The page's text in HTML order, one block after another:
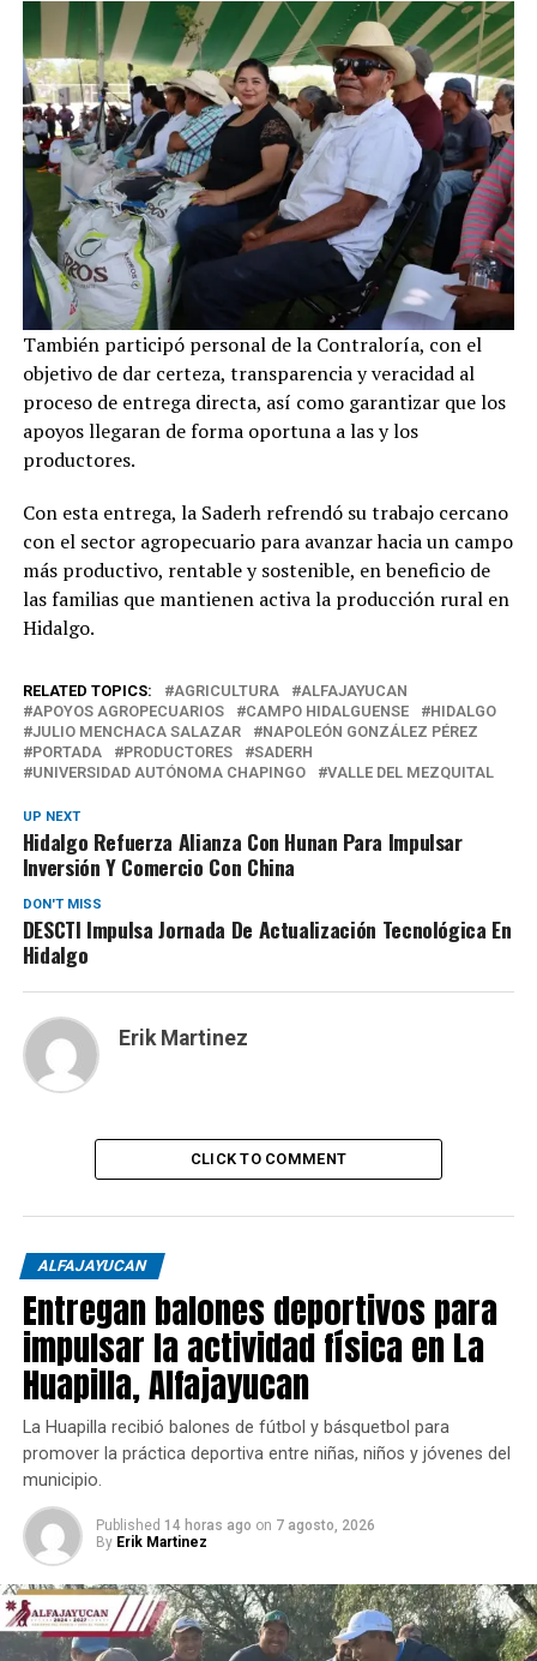
También participó personal de la Contraloría, con el
objetivo de dar certeza, transparencia y veracidad al
proceso de entrega directa, así como garantizar que los
apoyos llegaran de forma oportuna a las y los
productores.
Con esta entrega, la Saderh refrendó su trabajo cercano
con el sector agropecuario para avanzar hacia un campo
más productivo, rentable y sostenible, en beneficio de
las familias que mantienen activa la producción rural en
Hidalgo.
RELATED TOPICS: AGRICULTURA
ALFAJAYUCAN
APOYOS AGROPECUARIOS
CAMPO HIDALGUENSE
HIDALGO
JULIO MENCHACA SALAZAR
NAPOLEÓN GONZÁLEZ PÉREZ
PORTADA
PRODUCTORES
SADERH
UNIVERSIDAD AUTÓNOMA CHAPINGO
VALLE DEL MEZQUITAL
UP NEXT
Hidalgo Refuerza Alianza Con Hunan Para Impulsar
Inversión Y Comercio Con China
DON'T MISS
DESCTI Impulsa Jornada De Actualización Tecnológica En
Hidalgo
Erik Martinez
CLICK TO COMMENT
ALFAJAYUCAN
Entregan balones deportivos para
impulsar la actividad física en La
Huapilla, Alfajayucan
La Huapilla recibió balones de fútbol y básquetbol para
promover la práctica deportiva entre niñas, niños y jóvenes del
municipio.
Published 14 horas ago on 7 agosto, 2026
By Erik Martinez